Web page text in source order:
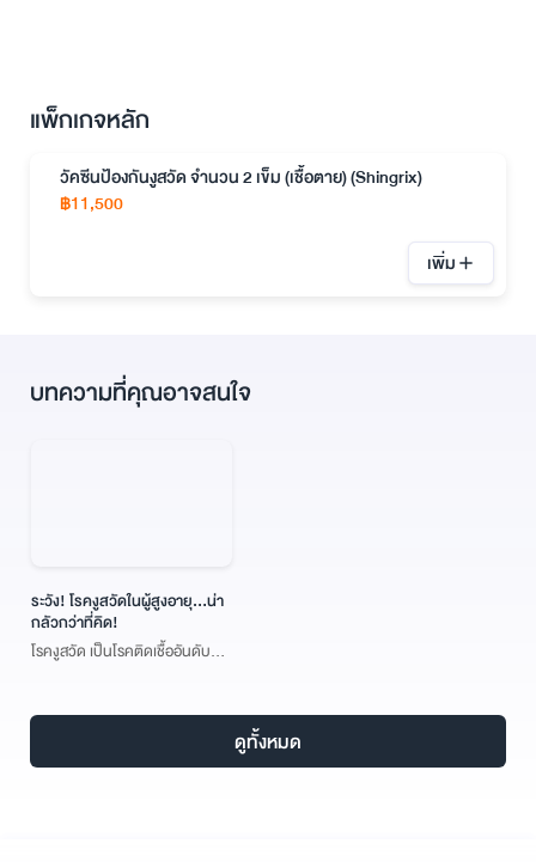
แพ็กเกจหลัก
วัคซีนป้องกันงูสวัด จำนวน 2 เข็ม (เชื้อตาย) (Shingrix)
฿11,500
เพิ่ม
บทความที่คุณอาจสนใจ
ระวัง! โรคงูสวัดในผู้สูงอายุ...น่า
กลัวกว่าที่คิด!
โรคงูสวัด เป็นโรคติดเชื้ออันดับ
สามารถป้องกันความเสี่ยงในการ
ดูทั้งหมด